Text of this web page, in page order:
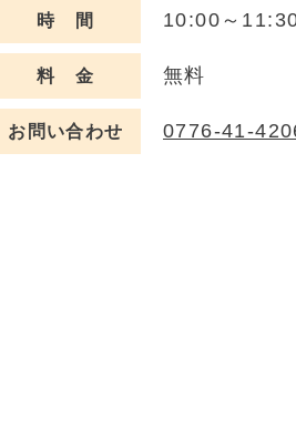
時 間 10:00～
料 金 無料
お問い合わせ 0776-41-